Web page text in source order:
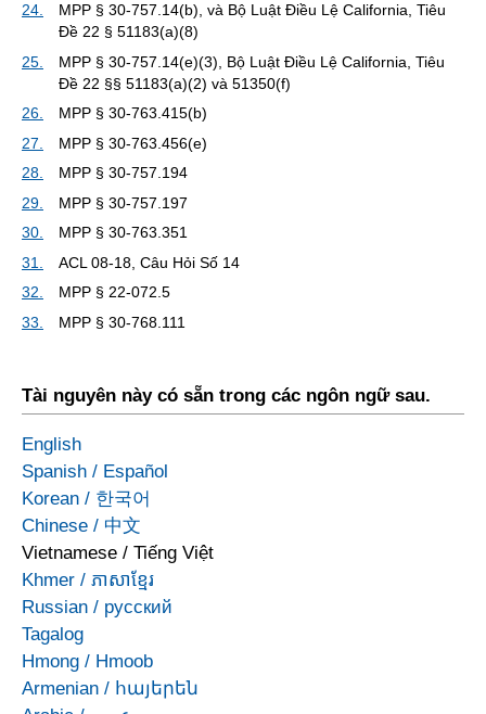
24.
MPP § 30-757.14(b), và Bộ Luật Điều Lệ California, Tiêu
Đề 22 § 51183(a)(8)
25.
MPP § 30-757.14(e)(3), Bộ Luật Điều Lệ California, Tiêu
Đề 22 §§ 51183(a)(2) và 51350(f)
26.
MPP § 30-763.415(b)
27.
MPP § 30-763.456(e)
28.
MPP § 30-757.194
29.
MPP § 30-757.197
30.
MPP § 30-763.351
31.
ACL 08-18, Câu Hỏi Số 14
32.
MPP § 22-072.5
33.
MPP § 30-768.111
Tài nguyên này có sẵn trong các ngôn ngữ sau.
English
Spanish / Español
Korean / 한국어
Chinese / 中文
Vietnamese / Tiếng Việt
Khmer / ភាសាខ្មែរ
Russian / русский
Tagalog
Hmong / Hmoob
Armenian / հայերեն